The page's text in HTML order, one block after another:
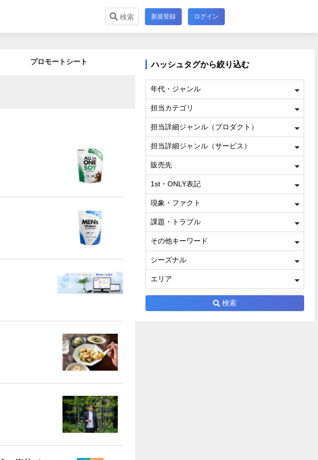
検索 新規登録 ログイン
プロモートシート ハッシュタグから絞り込む
年代・ジャンル
担当カテゴリ
担当詳細ジャンル（プロダクト）
担当詳細ジャンル（サービス）
販売先
1st・ONLY表記
現象・ファクト
課題・トラブル
その他キーワード
シーズナル
エリア
検索